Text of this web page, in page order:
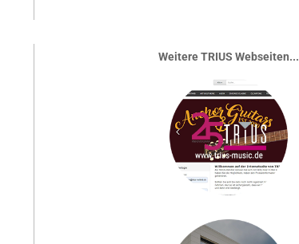
Weitere TRIUS Webseiten...